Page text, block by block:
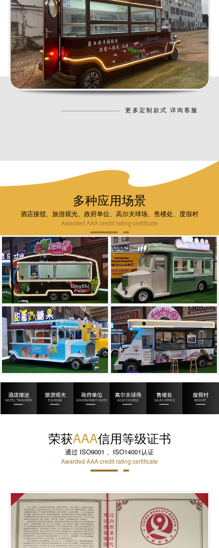
更多定制款式 详询客服
多种应用场景
酒店接驳、旅游观光、政府单位、高尔夫球场、售楼处、度假村
Awarded AAA credit rating certificate
荣获AAA信用等级证书
通过 ISO9001 、ISO14001认证
Awarded AAA credit rating certificate